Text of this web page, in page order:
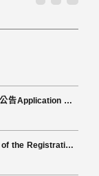
告Application for
the Registration